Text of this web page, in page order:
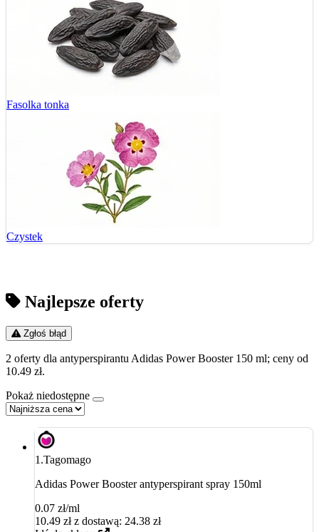
Fasolka tonka
Czystek
Najlepsze oferty
Zgłoś błąd
2 oferty dla antyperspirantu Adidas Power Booster 150 ml; ceny od
10.49 zł.
Pokaż niedostępne
1.Tagomago
Adidas Power Booster antyperspirant spray 150ml
0.07 zł/ml
10.49 zł z dostawą: 24.38 zł